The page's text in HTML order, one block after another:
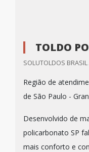
TOLDO
SOLUTOLDOS
Região de
de São Paulo -
Desenvolvido de
policarbonato SP
mais conforto e